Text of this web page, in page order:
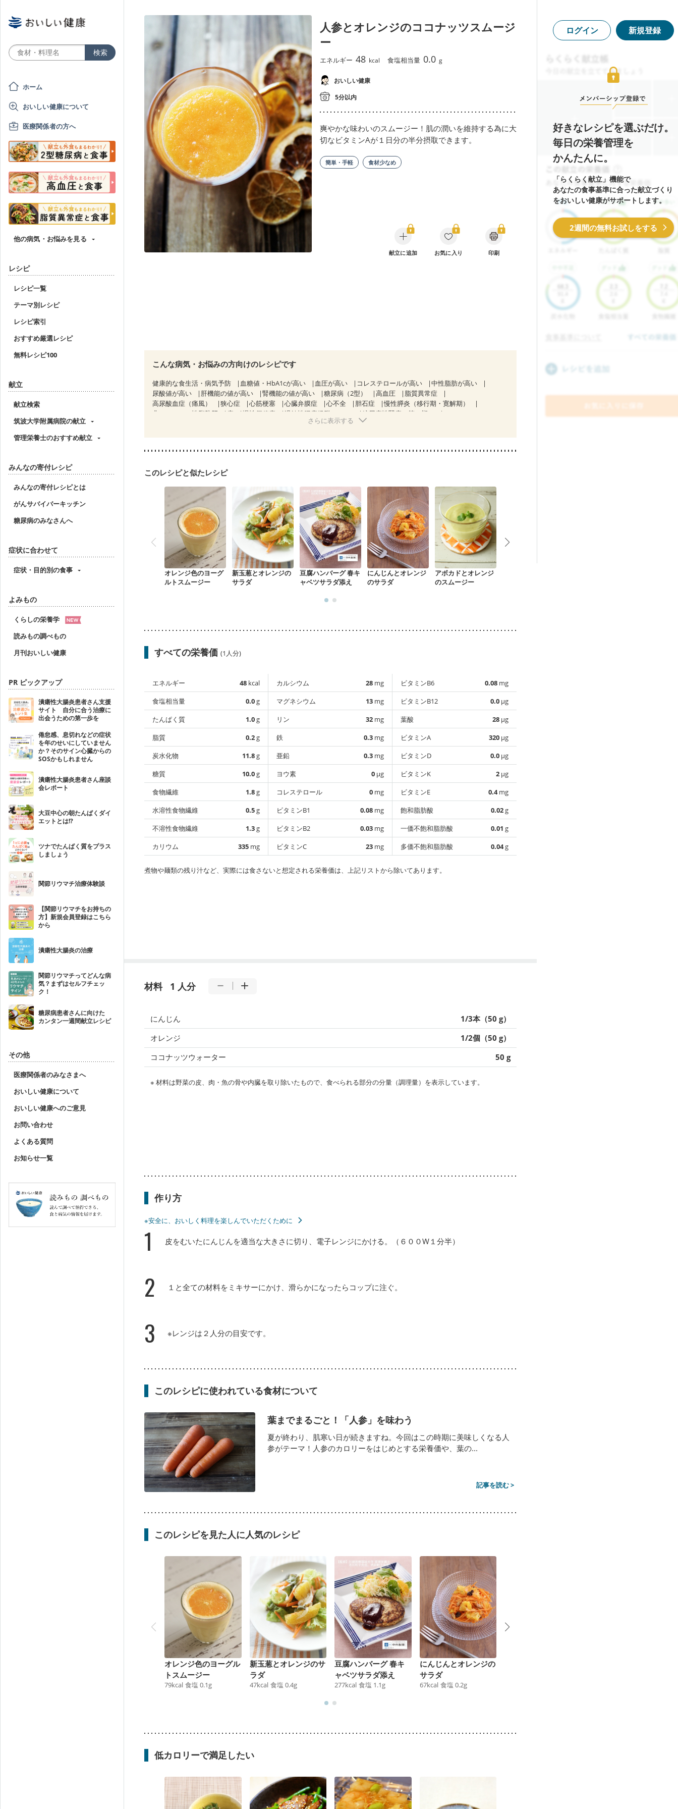
ホーム
おいしい健康について
医療関係者の方へ
他の病気・お悩みを見る
レシピ
レシピ一覧
テーマ別レシピ
レシピ索引
おすすめ厳選レシピ
無料レシピ100
献立
献立検索
筑波大学附属病院の献立
管理栄養士のおすすめ献立
みんなの寄付レシピ
みんなの寄付レシピとは
がんサバイバーキッチン
糖尿病のみなさんへ
症状に合わせて
症状・目的別の食事
よみもの
くらしの栄養学
読みもの調べもの
月刊おいしい健康
PR ピックアップ
潰瘍性大腸炎患者さん支援
サイト 自分に合う治療に
出会うための第一歩を
倦怠感、息切れなどの症状
を年のせいにしていません
か？そのサイン心臓からの
SOSかもしれません
潰瘍性大腸炎患者さん座談
会レポート
大豆中心の朝たんぱくダイ
エットとは!?
ツナでたんぱく質をプラス
しましょう
関節リウマチ治療体験談
【関節リウマチをお持ちの
方】新規会員登録はこちら
から
潰瘍性大腸炎の治療
関節リウマチってどんな病
気？まずはセルフチェッ
ク！
糖尿病患者さんに向けた
カンタン一週間献立レシピ
その他
医療関係者のみなさまへ
おいしい健康について
おいしい健康へのご意見
お問い合わせ
よくある質問
お知らせ一覧
人参とオレンジのココナッツスムージ
ー
エネルギー 48 kcal 食塩相当量 0.0 g
おいしい健康
5分以内
爽やかな味わいのスムージー！肌の潤いを維持する為に大
切なビタミンAが１日分の半分摂取できます。
簡単・手軽 食材少なめ
献立に追加 お気に入り 印刷
こんな病気・お悩みの方向けのレシピです
健康的な食生活・病気予防 血糖値・HbA1cが高い 血圧が高い コレステロールが高い
中性脂肪が高い
尿酸値が高い
肝機能の値が高い 腎機能の値が高い 糖尿病（2型） 高血圧
脂質異常症
高尿酸血症（痛風）
狭心症 心筋梗塞 心臓弁膜症 心不全 胆石症
慢性膵炎（移行期・寛解期）
非アルコール性脂肪肝
痔 慢性便秘症 過敏性腸症候群（IBS）
糖尿病性腎症（第１期）
CKD（ステージ２）
関節リウマチ
貧血対策 ニキビ・肌荒れ 妊活中 更年期
さらに表示する
このレシピと似たレシピ
オレンジ色のヨーグ
ルトスムージー
新玉葱とオレンジの
サラダ
豆腐ハンバーグ 春キ
ャベツサラダ添え
にんじんとオレンジ
のサラダ
アボカドとオレンジ
のスムージー
すべての栄養価 (1人分)
エネルギー 48 kcal
食塩相当量
0.0g
たんぱく質
1.0g
脂質
0.2g
炭水化物
11.8g
糖質
10.0g
食物繊維
1.8g
水溶性食物繊維
0.5g
不溶性食物繊維
1.3g
カリウム
335 mg
カルシウム 28 mg
マグネシウム
13 mg
リン
32 mg
鉄
0.3 mg
亜鉛
0.3 mg
ヨウ素
0 µg
コレステロール
0 mg
ビタミンB1
0.08 mg
ビタミンB2
0.03 mg
ビタミンC
23 mg
ビタミンB6 0.08 mg
ビタミンB12
0.0 µg
葉酸
28 µg
ビタミンA
320 µg
ビタミンD
0.0 µg
ビタミンK
2 µg
ビタミンE
0.4mg
飽和脂肪酸
0.02g
一価不飽和脂肪酸
0.01 g
多価不飽和脂肪酸
0.04g
煮物や麺類の残り汁など、実際には食さないと想定される栄養価は、上記リストから除いてあります。
材料 1 人分
にんじん
1/3本（50 g）
オレンジ
1/2個（50 g）
ココナッツウォーター
50 g
※ 材料は野菜の皮、肉・魚の骨や内臓を取り除いたもので、食べられる部分の分量（調理量）を表示しています。
作り方
※安全に、おいしく料理を楽しんでいただくために
1 皮をむいたにんじんを適当な大きさに切り、電子レンジにかける。（６００W１分半）
2 １と全ての材料をミキサーにかけ、滑らかになったらコップに注ぐ。
3 ※レンジは２人分の目安です。
このレシピに使われている食材について
葉までまるごと！「人参」を味わう
夏が終わり、肌寒い日が続きますね。今回はこの時期に美味しくなる人
参がテーマ！人参のカロリーをはじめとする栄養価や、葉の...
記事を読む >
このレシピを見た人に人気のレシピ
オレンジ色のヨーグル
トスムージー
79kcal 食塩 0.1g
新玉葱とオレンジのサ
ラダ
47kcal 食塩 0.4g
豆腐ハンバーグ 春キ
ャベツサラダ添え
277kcal 食塩 1.1g
にんじんとオレンジの
サラダ
67kcal 食塩 0.2g
低カロリーで満足したい
ログイン 新規登録
好きなレシピを選ぶだけ。
毎日の栄養管理を
かんたんに。
「らくらく献立」機能で
あなたの食事基準に合った献立づくり
をおいしい健康がサポートします。
2週間の無料お試しをする